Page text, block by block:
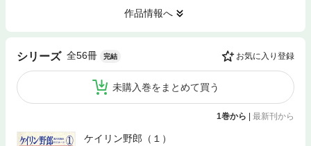
作品情報へ
シリーズ 全56冊 完結 お気に入り登録
未購入巻をまとめて買う
1巻から | 最新刊から
ケイリン野郎（１）